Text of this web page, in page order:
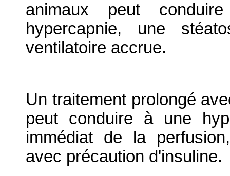
animaux peut
hypercapnie, une
ventilatoire accrue.
Un traitement prolongé
peut conduire à une
immédiat de la
avec précaution d'insuline.